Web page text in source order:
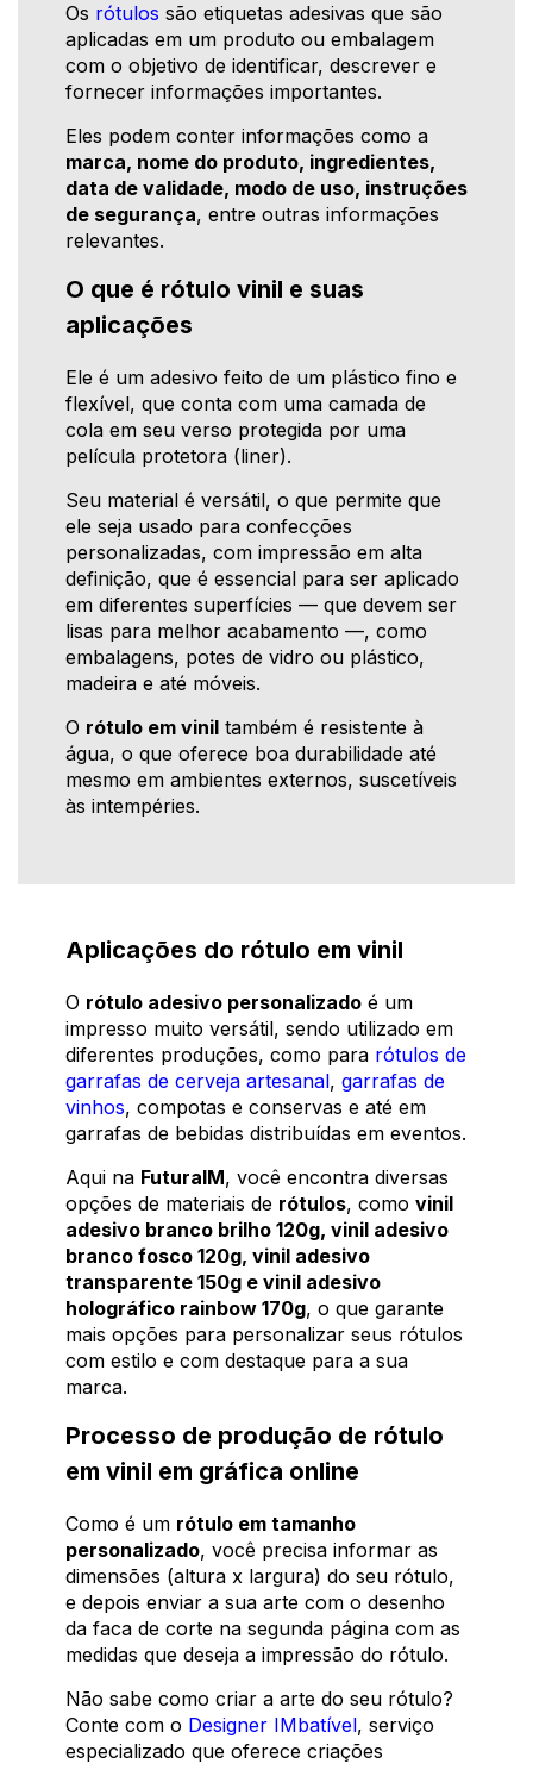
Os rótulos são etiquetas adesivas que são
aplicadas em um produto ou embalagem
com o objetivo de identificar, descrever e
fornecer informações importantes.
Eles podem conter informações como a
marca, nome do produto, ingredientes,
data de validade, modo de uso, instruções
de segurança, entre outras informações
relevantes.
O que é rótulo vinil e suas
aplicações
Ele é um adesivo feito de um plástico fino e
flexível, que conta com uma camada de
cola em seu verso protegida por uma
película protetora (liner).
Seu material é versátil, o que permite que
ele seja usado para confecções
personalizadas, com impressão em alta
definição, que é essencial para ser aplicado
em diferentes superfícies — que devem ser
lisas para melhor acabamento —, como
embalagens, potes de vidro ou plástico,
madeira e até móveis.
O rótulo em vinil também é resistente à
água, o que oferece boa durabilidade até
mesmo em ambientes externos, suscetíveis
às intempéries.
Aplicações do rótulo em vinil
O rótulo adesivo personalizado é um
impresso muito versátil, sendo utilizado em
diferentes produções, como para rótulos de
garrafas de cerveja artesanal, garrafas de
vinhos, compotas e conservas e até em
garrafas de bebidas distribuídas em eventos.
Aqui na FuturaIM, você encontra diversas
opções de materiais de rótulos, como vinil
adesivo branco brilho 120g, vinil adesivo
branco fosco 120g, vinil adesivo
transparente 150g e vinil adesivo
holográfico rainbow 170g, o que garante
mais opções para personalizar seus rótulos
com estilo e com destaque para a sua
marca.
Processo de produção de rótulo
em vinil em gráfica online
Como é um rótulo em tamanho
personalizado, você precisa informar as
dimensões (altura x largura) do seu rótulo,
e depois enviar a sua arte com o desenho
da faca de corte na segunda página com as
medidas que deseja a impressão do rótulo.
Não sabe como criar a arte do seu rótulo?
Conte com o Designer IMbatível, serviço
especializado que oferece criações